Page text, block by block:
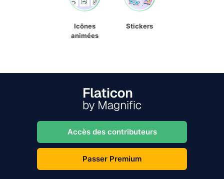
Icônes
animées
Stickers
Accès des contributeurs
Passer Premium